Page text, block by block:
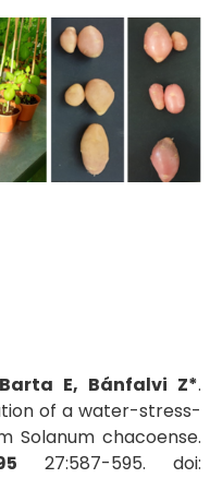
E, Bánfalvi Z*.
of a water-stress-
Solanum chacoense.
27:587-595. doi: